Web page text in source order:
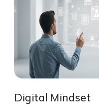
Digital Mindset